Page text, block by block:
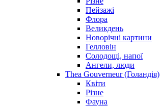
Пейзажі
Флора
Великдень
Новорічні картини
Гелловін
Солодощі, напої
Ангели, люди
Thea Gouverneur (Голандія)
Квіти
Різне
Фауна